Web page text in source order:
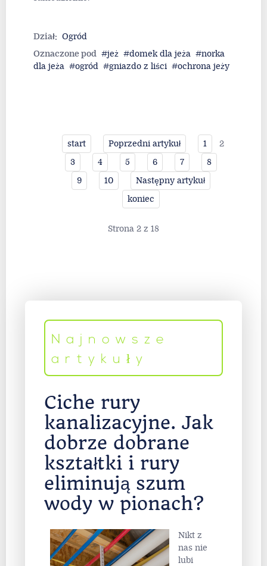
Dział: Ogród
Oznaczone pod
jeż domek dla jeża
norka
dla jeża
ogród gniazdo z liści ochrona jeży
start Poprzedni artykuł 1
2
3
4 5 6 7
8
9
10
Następny artykuł
koniec
Strona 2 z 18
Najnowsze
artykuły
Ciche rury
kanalizacyjne. Jak
dobrze dobrane
kształtki i rury
eliminują szum
wody w pionach?
Nikt z
nas nie
lubi